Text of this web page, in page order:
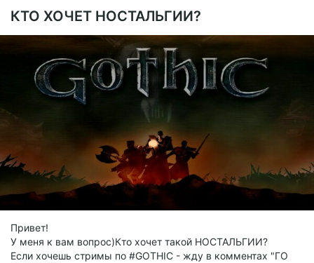
КТО ХОЧЕТ НОСТАЛЬГИИ?
Привет!
У меня к вам вопрос)Кто хочет такой НОСТАЛЬГИИ?
Если хочешь стримы по #GOTHIC - жду в комментах "ГО